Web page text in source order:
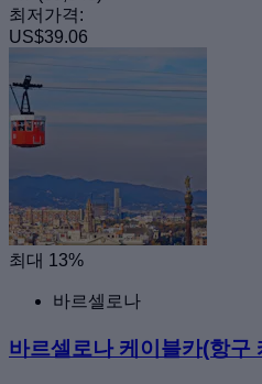
최저가격:
US$39.06
최대 13%
바르셀로나
바르셀로나 케이블카(항구